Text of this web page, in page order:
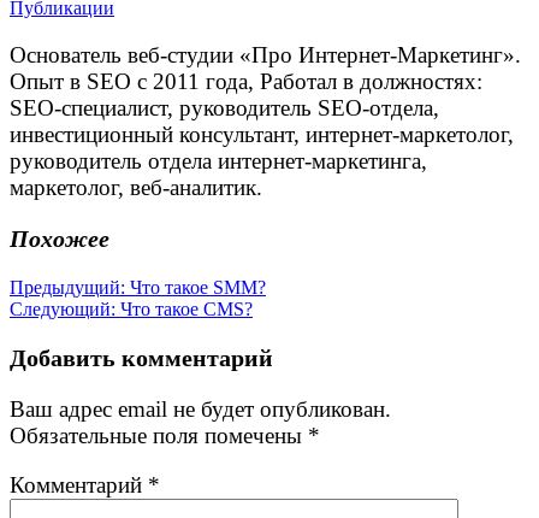
Публикации
Основатель веб-студии «Про Интернет-Маркетинг».
Опыт в SEO с 2011 года, Работал в должностях:
SEO-специалист, руководитель SEO-отдела,
инвестиционный консультант, интернет-маркетолог,
руководитель отдела интернет-маркетинга,
маркетолог, веб-аналитик.
Похожее
Навигация
по
записям
Предыдущий: Предыдущая
запись:
Что такое SMM?
Следующий: Следующая
Что такое CMS?
Добавить комментарий
Ваш адрес email не будет опубликован.
Обязательные поля помечены *
Комментарий *